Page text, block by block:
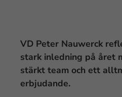
VD Peter Nauwerck
stark inledning på året
stärkt team och ett
erbjudande.